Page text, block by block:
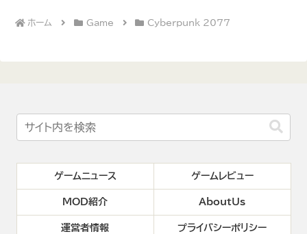
ホーム Game Cyberpunk 2077
ゲームニュース ゲームレビュー
MOD紹介 AboutUs
運営者情報 プライバシーポリシー